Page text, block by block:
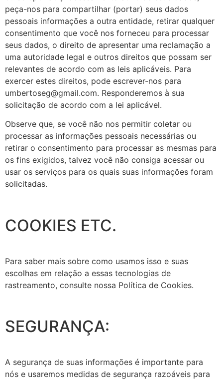
peça-nos para compartilhar (portar) seus dados
pessoais informações a outra entidade, retirar qualquer
consentimento que você nos forneceu para processar
seus dados, o direito de apresentar uma reclamação a
uma autoridade legal e outros direitos que possam ser
relevantes de acordo com as leis aplicáveis. Para
exercer estes direitos, pode escrever-nos para
umbertoseg@gmail.com. Responderemos à sua
solicitação de acordo com a lei aplicável.
Observe que, se você não nos permitir coletar ou
processar as informações pessoais necessárias ou
retirar o consentimento para processar as mesmas para
os fins exigidos, talvez você não consiga acessar ou
usar os serviços para os quais suas informações foram
solicitadas.
COOKIES ETC.
Para saber mais sobre como usamos isso e suas
escolhas em relação a essas tecnologias de
rastreamento, consulte nossa Política de Cookies.
SEGURANÇA:
A segurança de suas informações é importante para
nós e usaremos medidas de segurança razoáveis para